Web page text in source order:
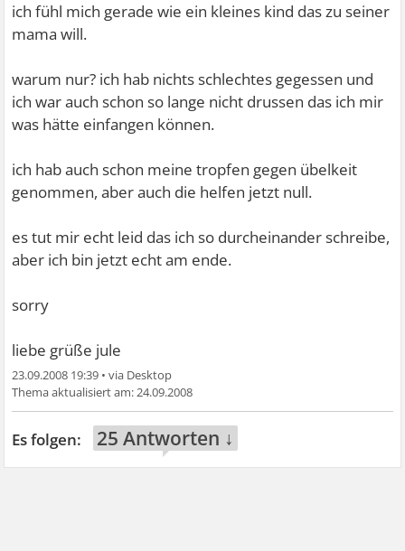
ich fühl mich gerade wie ein kleines kind das zu seiner
mama will.
warum nur? ich hab nichts schlechtes gegessen und
ich war auch schon so lange nicht drussen das ich mir
was hätte einfangen können.
ich hab auch schon meine tropfen gegen übelkeit
genommen, aber auch die helfen jetzt null.
es tut mir echt leid das ich so durcheinander schreibe,
aber ich bin jetzt echt am ende.
sorry
liebe grüße jule
23.09.2008 19:39 •
24.09.2008
25 Antworten ↓